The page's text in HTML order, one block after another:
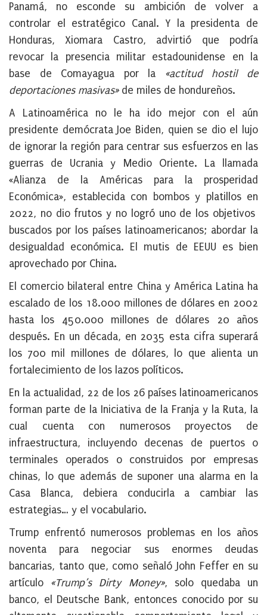
Panamá, no esconde su ambición de volver a
controlar el estratégico Canal. Y la presidenta de
Honduras, Xiomara Castro, advirtió que podría
revocar la presencia militar estadounidense en la
base de Comayagua por la «actitud hostil de
deportaciones masivas»de miles de hondureños.
A Latinoamérica no le ha ido mejor con el aún
presidente demócrata Joe Biden, quien se dio el lujo
de ignorar la región para centrar sus esfuerzos en las
guerras de Ucrania y Medio Oriente. La llamada
«Alianza de la Américas para la prosperidad
Económica», establecida con bombos y platillos en
2022, no dio frutos y no logró uno de los objetivos
buscados por los países latinoamericanos; abordar la
desigualdad económica. El mutis de EEUU es bien
aprovechado por China.
El comercio bilateral entre China y América Latina ha
escalado de los 18.000 millones de dólares en 2002
hasta los 450.000 millones de dólares 20 años
después. En un década, en 2035 esta cifra superará
los 700 mil millones de dólares, lo que alienta un
fortalecimiento de los lazos políticos.
En la actualidad, 22 de los 26 países latinoamericanos
forman parte de la Iniciativa de la Franja y la Ruta, la
cual cuenta con numerosos proyectos de
infraestructura, incluyendo decenas de puertos o
terminales operados o construidos por empresas
chinas, lo que además de suponer una alarma en la
Casa Blanca, debiera conducirla a cambiar las
estrategias… y el vocabulario.
Trump enfrentó numerosos problemas en los años
noventa para negociar sus enormes deudas
bancarias, tanto que, como señaló John Feffer en su
artículo «Trump’s Dirty Money», solo quedaba un
banco, el Deutsche Bank, entonces conocido por su